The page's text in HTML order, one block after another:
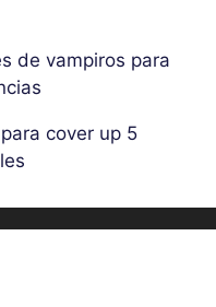
de vampiros para
cover up 5